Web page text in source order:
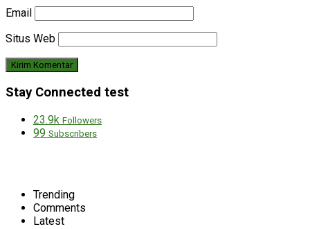
Email
Situs Web
Stay Connected test
23.9k Followers
99 Subscribers
Trending
Comments
Latest